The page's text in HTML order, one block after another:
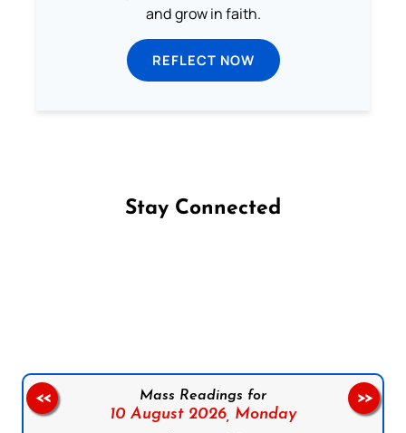
and grow in faith.
REFLECT NOW
Stay Connected
Mass Readings for
10 August 2026, Monday
<< >>